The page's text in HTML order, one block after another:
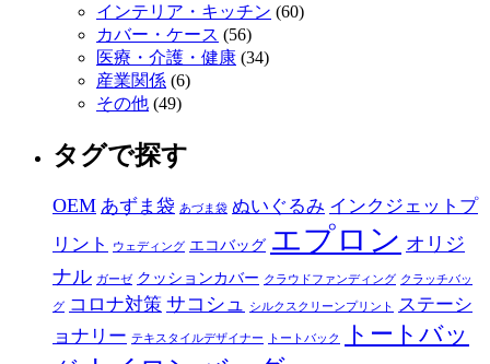
インテリア・キッチン (60)
カバー・ケース (56)
医療・介護・健康 (34)
産業関係 (6)
その他 (49)
タグで探す
OEM あずま袋 あづま袋 ぬいぐるみ インクジェットプ
リント
ウェディング エコバッグ エプロン オリジ
ナル ガーゼ クッションカバー クラウドファンディング クラッチバッ
グ コロナ対策 サコシュ シルクスクリーンプリント
ステーシ
ョナリー テキスタイルデザイナー トートバック
トートバッ